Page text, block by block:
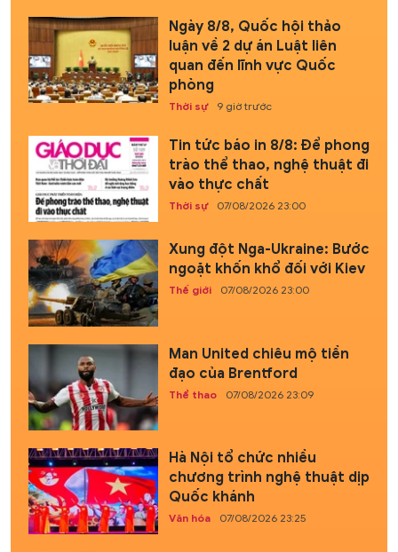
Ngày 8/8, Quốc hội thảo
luận về 2 dự án Luật liên
quan đến lĩnh vực Quốc
phòng
Thời sự 9 giờ trước
Tin tức báo in 8/8: Để phong
trào thể thao, nghệ thuật đi
vào thực chất
Thời sự 07/08/2026 23:00
Xung đột Nga-Ukraine: Bước
ngoặt khốn khổ đối với Kiev
Thế giới 07/08/2026 23:00
Man United chiêu mộ tiền
đạo của Brentford
Thể thao 07/08/2026 23:09
Hà Nội tổ chức nhiều
chương trình nghệ thuật dịp
Quốc khánh
Văn hóa 07/08/2026 23:25